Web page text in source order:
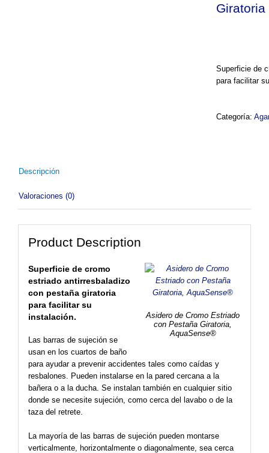
Giratoria
Superficie de
para facilitar
Categoría:
Descripción
Valoraciones (0)
Product Description
Asidero de Cromo Estriado
con Pestaña Giratoria,
AquaSense®
Superficie de cromo
estriado antirresbaladizo
con pestaña giratoria
para facilitar su
instalación.
Las barras de sujeción se
usan en los cuartos de baño
para ayudar a prevenir accidentes tales como caídas y
resbalones. Pueden instalarse en la pared cercana a la
bañera o a la ducha. Se instalan también en cualquier sitio
donde se necesite sujeción, como cerca del lavabo o de la
taza del retrete.
La mayoría de las barras de sujeción pueden montarse
verticalmente, horizontalmente o diagonalmente, sea cerca